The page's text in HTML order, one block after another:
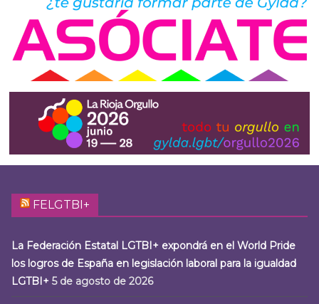
FELGTBI+
La Federación Estatal LGTBI+ expondrá en el World Pride
los logros de España en legislación laboral para la igualdad
LGTBI+ 5 de agosto de 2026